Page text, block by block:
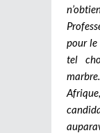
pour le
tel